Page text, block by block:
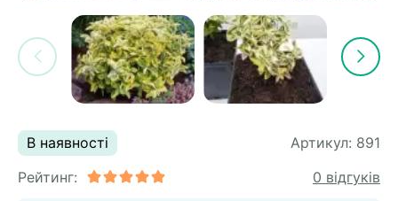
В наявності Артикул: 891
Рейтинг:
0 відгуків